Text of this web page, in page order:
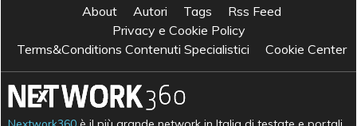
About Autori Tags
Rss Feed
Privacy e Cookie Policy
Terms&Conditions Contenuti Specialistici
Cookie Center